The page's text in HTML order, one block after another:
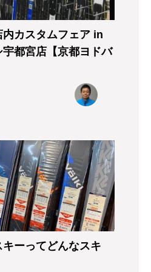
カスタムフェア in
都宮店【京都ヨドバ
ーってどんなスキ